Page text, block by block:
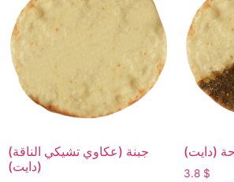
جبنة (عكاوي تشيكي الناقة)
(دايت)
(دايت)
3.8 $